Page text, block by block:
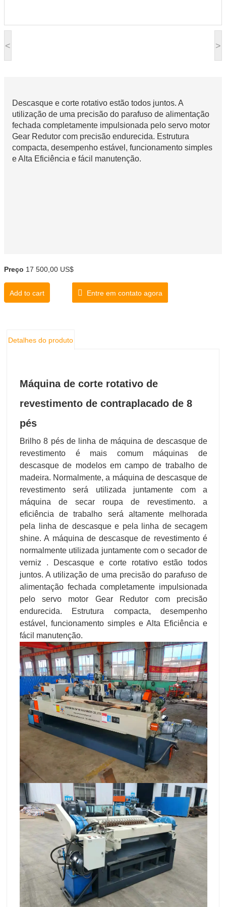
< >
Descasque e corte rotativo estão todos juntos. A
utilização de uma precisão do parafuso de alimentação
fechada completamente impulsionada pelo servo motor
Gear Redutor com precisão endurecida. Estrutura
compacta, desempenho estável, funcionamento simples
e Alta Eficiência e fácil manutenção.
Preço 17 500,00 US$
Add to cart Entre em contato agora
Detalhes do produto
Máquina de corte rotativo de
revestimento de contraplacado de 8
pés
Brilho 8 pés de linha de máquina de descasque de
revestimento é mais comum máquinas de
descasque de modelos em campo de trabalho de
madeira. Normalmente, a máquina de descasque de
revestimento será utilizada juntamente com a
máquina de secar roupa de revestimento. a
eficiência de trabalho será altamente melhorada
pela linha de descasque e pela linha de secagem
shine. A máquina de descasque de revestimento é
normalmente utilizada juntamente com o secador de
verniz . Descasque e corte rotativo estão todos
juntos. A utilização de uma precisão do parafuso de
alimentação fechada completamente impulsionada
pelo servo motor Gear Redutor com precisão
endurecida. Estrutura compacta, desempenho
estável, funcionamento simples e Alta Eficiência e
fácil manutenção.